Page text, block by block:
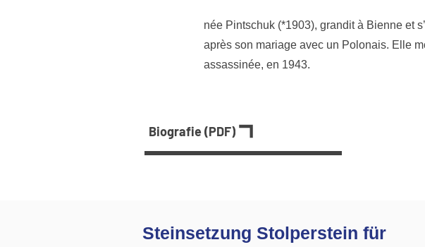
née Pintschuk (*1903), grandit à Bienne et
après son mariage avec un Polonais. Elle
assassinée, en 1943.
Biografie (PDF)
Steinsetzung Stolperstein für